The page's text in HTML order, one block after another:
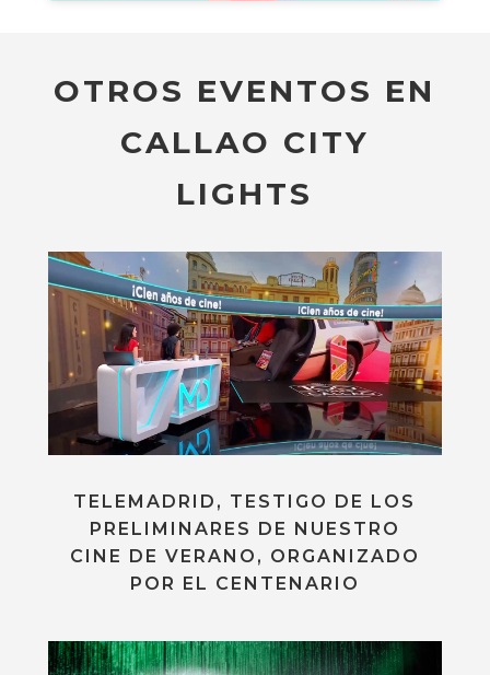
OTROS EVENTOS EN
CALLAO CITY
LIGHTS
TELEMADRID, TESTIGO DE LOS
PRELIMINARES DE NUESTRO
CINE DE VERANO, ORGANIZADO
POR EL CENTENARIO